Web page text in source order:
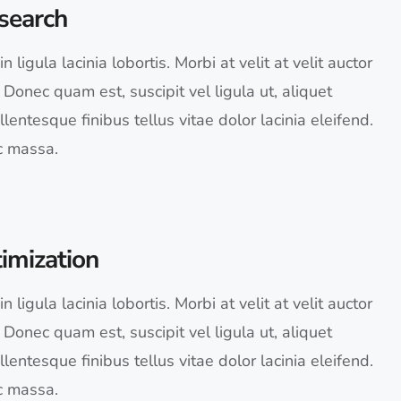
ligula lacinia lobortis. Morbi at velit at velit auctor
quam est, suscipit vel ligula ut, aliquet
finibus tellus vitae dolor lacinia eleifend.
massa.
ligula lacinia lobortis. Morbi at velit at velit auctor
quam est, suscipit vel ligula ut, aliquet
finibus tellus vitae dolor lacinia eleifend.
massa.